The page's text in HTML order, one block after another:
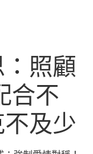
照顧
合不
及少